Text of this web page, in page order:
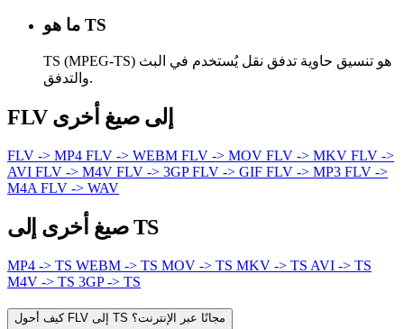
ما هو TS
TS (MPEG-TS) هو تنسيق حاوية تدفق نقل يُستخدم في البث
والتدفق.
FLV إلى صيغ أخرى
FLV -> MP4 FLV -> WEBM FLV -> MOV FLV -> MKV FLV ->
AVI FLV -> M4V FLV -> 3GPFLV -> GIF FLV -> MP3 FLV ->
M4A FLV -> WAV
صيغ أخرى إلى TS
MP4 -> TS WEBM -> TS MOV -> TS MKV -> TS AVI -> TS
M4V -> TS 3GP -> TS
كيف أحول FLV إلى TS مجانًا عبر الإنترنت؟